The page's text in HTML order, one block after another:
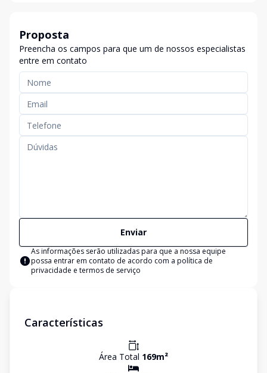
Proposta
Preencha os campos para que um de nossos especialistas
entre em contato
Enviar
As informações serão utilizadas para que a nossa equipe
possa entrar em contato de acordo com a política de
privacidade e termos de serviço
Características
Área Total 169m²